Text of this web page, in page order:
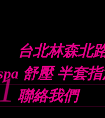
台北林森北
舒壓 半套
聯絡我們